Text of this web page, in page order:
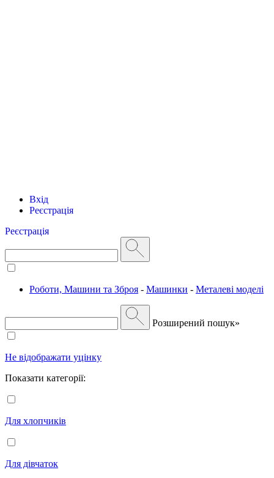
Вхід
Реєстрація
Реєстрація
Роботи, Машини та Зброя - Машинки - Металеві моделі
Розширений пошук»
Не відображати уцінку
Показати категорії:
Для хлопчиків
Для дівчаток